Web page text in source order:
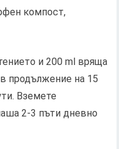
компост,
и 200 ml вряща
продължение на 15
Вземете
2-3 пъти дневно